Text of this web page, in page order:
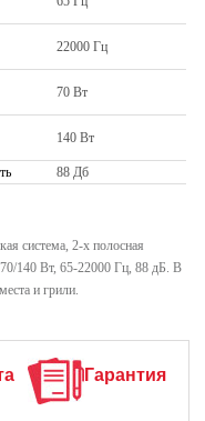
22000 Гц
70 Вт
140 Вт
88 Дб
система, 2-х полосная
140 Вт, 65-22000 Гц, 88 дБ. В
и грили.
Гарантия